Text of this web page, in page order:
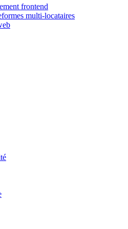
frontend
multi-locataires